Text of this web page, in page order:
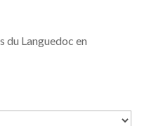
du Languedoc en